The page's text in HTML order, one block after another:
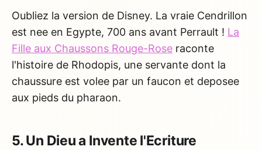
Oubliez la version de Disney. La vraie Cendrillon
est nee en Egypte, 700 ans avant Perrault ! La
Fille aux Chaussons Rouge-Rose raconte
l'histoire de Rhodopis, une servante dont la
chaussure est volee par un faucon et deposee
aux pieds du pharaon.
5. Un Dieu a Invente l'Ecriture